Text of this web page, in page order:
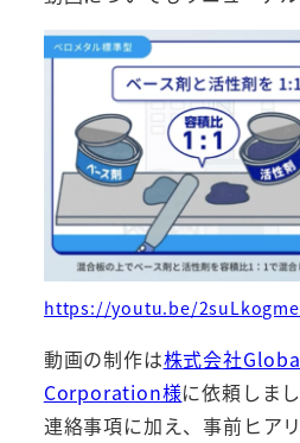
https://youtu.be/
動画の制作は株式会社
Corporation様に依頼しま
連絡事項に加え、事前ヒア